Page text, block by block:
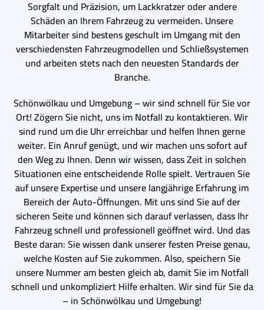
Sorgfalt und Präzision, um Lackkratzer oder andere
Schäden an Ihrem Fahrzeug zu vermeiden. Unsere
Mitarbeiter sind bestens geschult im Umgang mit den
verschiedensten Fahrzeugmodellen und Schließsystemen
und arbeiten stets nach den neuesten Standards der
Branche.
Schönwölkau und Umgebung – wir sind schnell für Sie vor
Ort! Zögern Sie nicht, uns im Notfall zu kontaktieren. Wir
sind rund um die Uhr erreichbar und helfen Ihnen gerne
weiter. Ein Anruf genügt, und wir machen uns sofort auf
den Weg zu Ihnen. Denn wir wissen, dass Zeit in solchen
Situationen eine entscheidende Rolle spielt. Vertrauen Sie
auf unsere Expertise und unsere langjährige Erfahrung im
Bereich der Auto-Öffnungen. Mit uns sind Sie auf der
sicheren Seite und können sich darauf verlassen, dass Ihr
Fahrzeug schnell und professionell geöffnet wird. Und das
Beste daran: Sie wissen dank unserer festen Preise genau,
welche Kosten auf Sie zukommen. Also, speichern Sie
unsere Nummer am besten gleich ab, damit Sie im Notfall
schnell und unkompliziert Hilfe erhalten. Wir sind für Sie da
– in Schönwölkau und Umgebung!